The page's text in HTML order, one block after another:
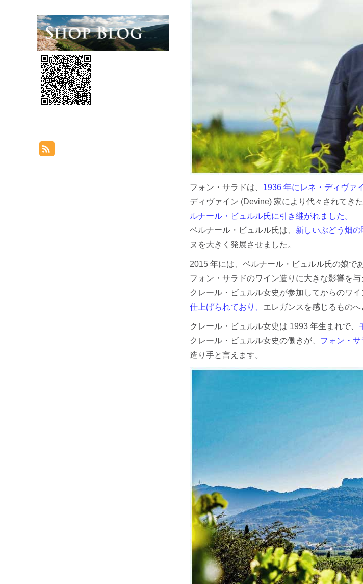
フォン・サラドは、 1936 年にレネ・ディヴァ
ディヴァイン (Devine) 家により代々されてき
ルナール・ビュルル氏に引き継がれました。
ベルナール・ビュルル氏は、 新しいぶどう畑
ヌを大きく発展させました。
2015 年には、ベルナール・ビュルル氏の娘で
フォン・サラドのワイン造りに大きな影響を与
クレール・ビュルル女史が参加してからのワイ
仕上げられており、 エレガンスを感じるものへ
クレール・ビュルル女史は 1993 年生まれで、
クレール・ビュルル女史の働きが、 フォン・サ
造り手と言えます。